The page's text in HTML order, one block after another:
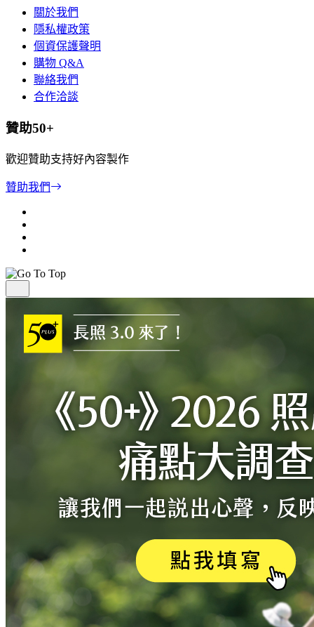
關於我們
隱私權政策
個資保護聲明
購物 Q&A
聯絡我們
合作洽談
贊助50+
歡迎贊助支持好內容製作
贊助我們